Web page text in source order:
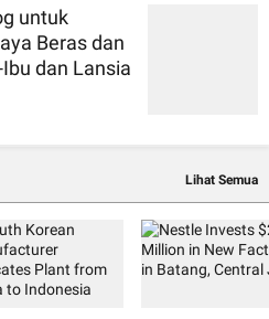
untuk
Beras dan
dan Lansia
Lihat Semua